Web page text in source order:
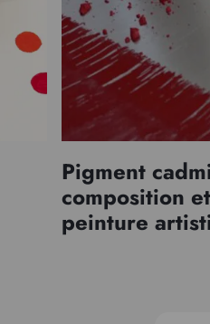
Pigment
composition
peinture